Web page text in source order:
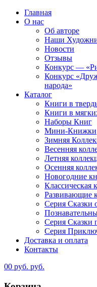
Главная
О нас
Об авторе
Наши
Новости
Отзывы
Конкурс —
Конкурс
народа»
Каталог
Книги в
Книги в
Наборы Книг
Мини-Книжки
Зимняя
Весенняя
Летняя
Осенняя
Новогодние
Классическая
Развивающие
Серия Сказки
Серия Сказки
Серия
Доставка и оплата
Контакты
00 руб. руб.